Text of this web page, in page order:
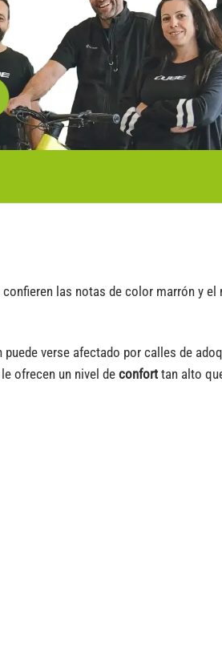
las notas de color marrón y el
verse afectado por calles de
ofrecen un nivel de conforttan alto